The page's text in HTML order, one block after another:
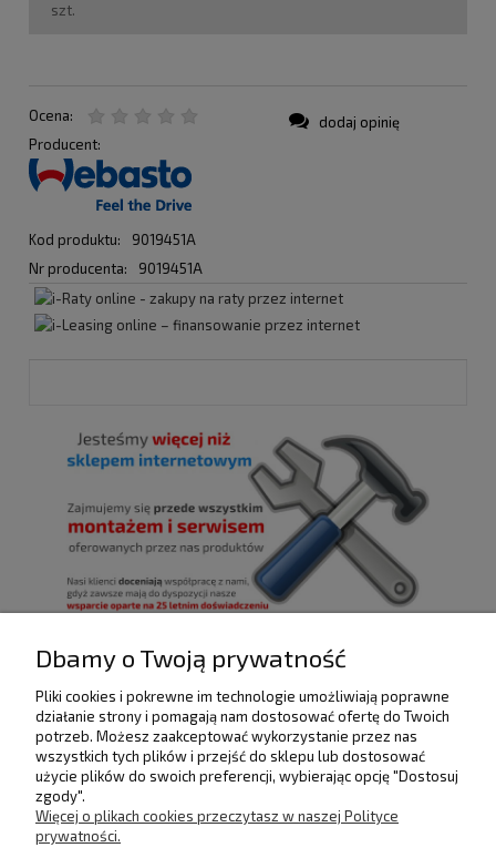
szt.
Ocena:
Producent:
Kod produktu:
9019451A
Nr producenta:
9019451A
dodaj opinię
POMOC
DOSTAWA I PŁATNOŚCI
Dbamy o Twoją prywatność
Pliki cookies i pokrewne im technologie umożliwiają poprawne
działanie strony i pomagają nam dostosować ofertę do Twoich
potrzeb. Możesz zaakceptować wykorzystanie przez nas
wszystkich tych plików i przejść do sklepu lub dostosować
użycie plików do swoich preferencji, wybierając opcję "Dostosuj
zgody".
Więcej o plikach cookies przeczytasz w naszej Polityce
prywatności.